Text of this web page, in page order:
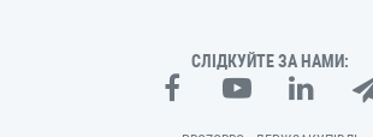
СЛІДКУЙТЕ ЗА НАМИ: